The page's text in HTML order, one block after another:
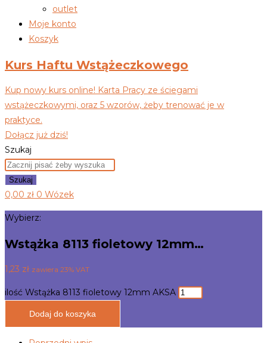
outlet
Moje konto
Koszyk
Kurs Haftu Wstążeczkowego
Kup nowy kurs online! Karta Pracy ze ściegami
wstążeczkowymi, oraz 5 wzorów, żeby trenować je w
praktyce.
Dołącz już dziś!
Szukaj
Szukaj
0,00 zł 0 Wózek
Wybierz:
Wstążka 8113 fioletowy 12mm…
1,23 zł zawiera 23% VAT
ilość Wstążka 8113 fioletowy 12mm AKSA
Dodaj do koszyka